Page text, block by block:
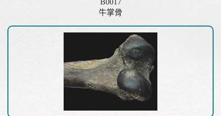
B0017
牛掌骨